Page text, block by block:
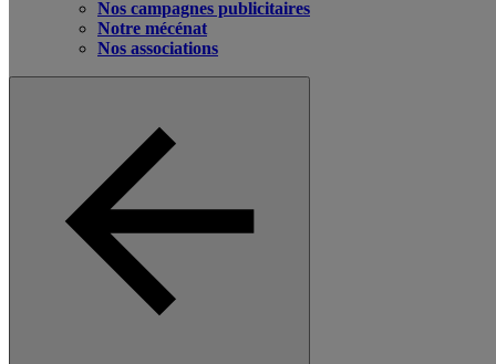
Nos campagnes publicitaires
Notre mécénat
Nos associations